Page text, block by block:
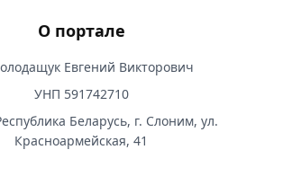
О портале
Евгений Викторович
УНП 591742710
Беларусь, г. Слоним, ул.
Красноармейская, 41